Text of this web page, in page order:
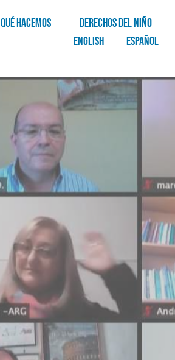
QUÉ HACEMOS DERECHOS DEL NIÑO
English
Español